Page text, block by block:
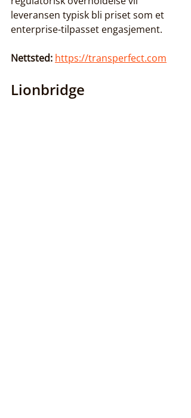
leveransen typisk bli priset som et
enterprise-tilpasset engasjement.
Nettsted: https://transperfect.com
Lionbridge